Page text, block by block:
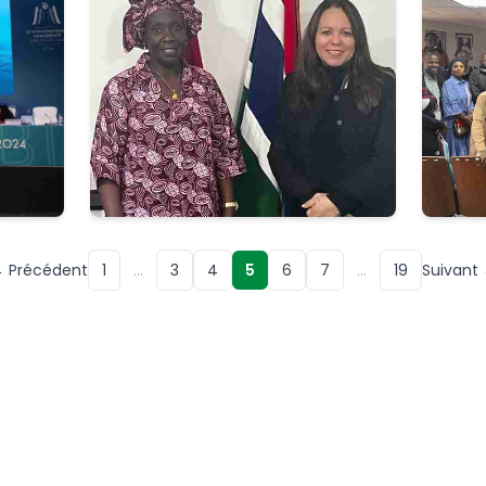
Précédent 1 … 3 4 5 6 7 … 19 Suivant